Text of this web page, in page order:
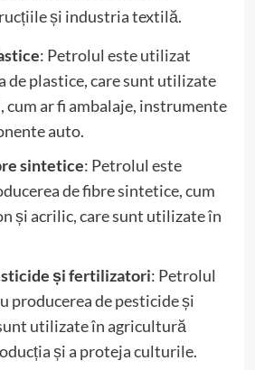
și industria textilă.
: Petrolul este utilizat
de plastice, care sunt utilizate
cum ar fi ambalaje, instrumente
auto.
sintetice: Petrolul este
de fibre sintetice, cum
și acrilic, care sunt utilizate în
și fertilizatori: Petrolul
producerea de pesticide și
utilizate în agricultură
și a proteja culturile.